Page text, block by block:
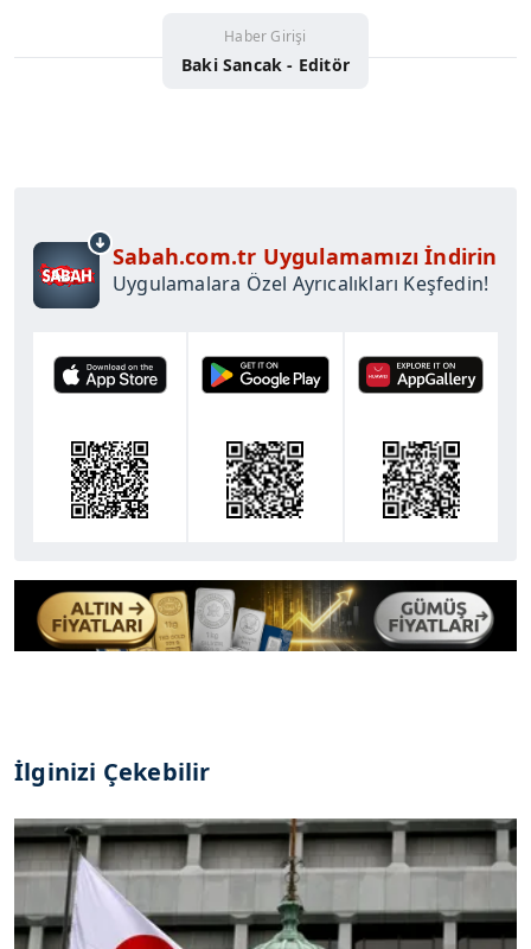
Haber Girişi
Baki Sancak - Editör
Sabah.com.tr Uygulamamızı İndirin
Uygulamalara Özel Ayrıcalıkları Keşfedin!
İlginizi Çekebilir